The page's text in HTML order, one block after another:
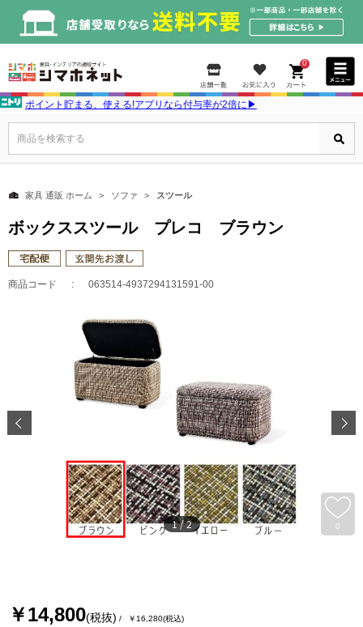
0
ポイント貯まる、使える!アプリなら付与率が2倍に▶
商品を検索する
家具 通販 ホーム ソファ スツール
ボックススツール プレコ ブラウン
商品コード 063514-4937294131591-00
0
1/2
￥14,800(税抜) ￥16,280(税込)